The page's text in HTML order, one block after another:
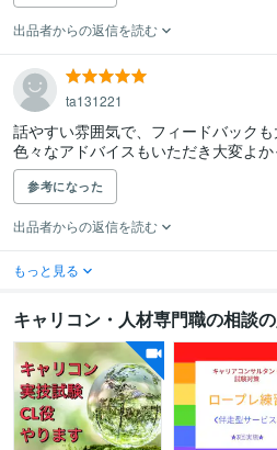
出品者からの返信を読む
ta131221
話やすい雰囲気で、フィードバックも
色々なアドバイスもいただき大変よか
参考になった
出品者からの返信を読む
もっと見る
キャリコン・人材専門職の相談